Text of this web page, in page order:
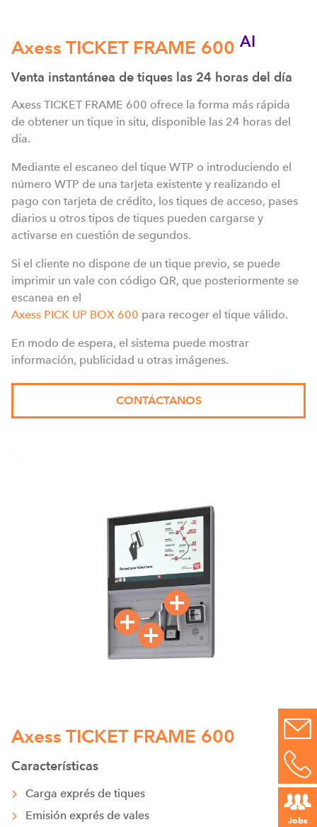
Jobs
Axess TICKET FRAME 600 AI
Venta instantánea de tiques las 24 horas del día
Axess TICKET FRAME 600 ofrece la forma más rápida
de obtener un tique in situ, disponible las 24 horas del
día.
Mediante el escaneo del tique WTP o introduciendo el
número WTP de una tarjeta existente y realizando el
pago con tarjeta de crédito, los tiques de acceso, pases
diarios u otros tipos de tiques pueden cargarse y
activarse en cuestión de segundos.
Si el cliente no dispone de un tique previo, se puede
imprimir un vale con código QR, que posteriormente se
escanea en el
Axess PICK UP BOX 600 para recoger el tique válido.
En modo de espera, el sistema puede mostrar
información, publicidad u otras imágenes.
CONTÁCTANOS
Axess TICKET FRAME 600
Características
Carga exprés de tiques
Emisión exprés de vales